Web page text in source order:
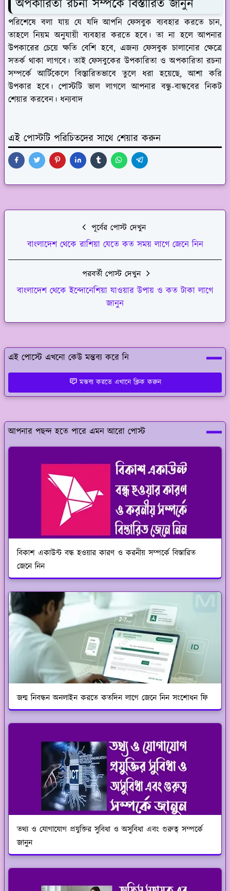
অপকারিতা রচনা সম্পর্কে বিস্তারিত জানুন
পরিশেষে বলা যায় যে যদি আপনি ফেসবুক ব্যবহার করতে চান,
তাহলে নিয়ম অনুযায়ী ব্যবহার করতে হবে। তা না হলে আপনার
উপকারের চেয়ে ক্ষতি বেশি হবে, এজন্য ফেসবুক চালানোর ক্ষেত্রে
সতর্ক থাকা লাগবে। তাই ফেসবুকের উপকারিতা ও অপকারিতা রচনা
সম্পর্কে আর্টিকেলে বিস্তারিতভাবে তুলে ধরা হয়েছে, আশা করি
উপকার হবে। পোস্টটি ভাল লাগলে আপনার বন্ধু-বান্ধবের নিকট
শেয়ার করবেন। ধন্যবাদ
এই পোস্টটি পরিচিতদের সাথে শেয়ার করুন
পূর্বের পোস্ট দেখুন
বাংলাদেশ থেকে রাশিয়া যেতে কত সময় লাগে জেনে নিন
পরবর্তী পোস্ট দেখুন
বাংলাদেশ থেকে ইন্দোনেশিয়া যাওয়ার উপায় ও কত টাকা লাগে
জানুন
এই পোস্টে এখনো কেউ মন্তব্য করে নি
মন্তব্য করতে এখানে ক্লিক করুন
আপনার পছন্দ হতে পারে এমন আরো পোস্ট
বিকাশ একাউন্ট বন্ধ হওয়ার কারণ ও করনীয় সম্পর্কে বিস্তারিত
জেনে নিন
জন্ম নিবন্ধন অনলাইন করতে কতদিন লাগে জেনে নিন সংশোধন ফি
তথ্য ও যোগাযোগ প্রযুক্তির সুবিধা ও অসুবিধা এবং গুরুত্ব সম্পর্কে
জানুন